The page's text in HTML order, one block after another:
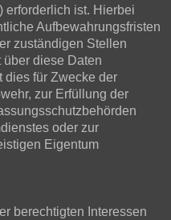
erforderlich ist. Hierbei
Aufbewahrungsfristen
zuständigen Stellen
diese Daten
dies für Zwecke der
zur Erfüllung der
oder zur
Eigentum
berechtigten Interessen